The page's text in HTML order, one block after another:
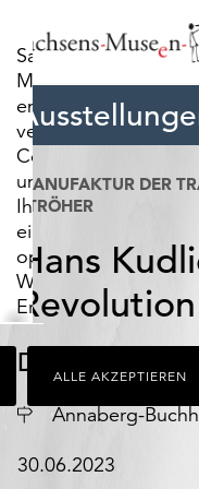
Sachsens-
Museen-
entdecken.de
verwendet
Cookies,
um
Ihnen
ein
optimales
Webseiten-
Erlebnis
zu
bieten.
Dazu
zählen
Cookies,
die
ALLE AKZEPTIEREN
MANUFAKTUR DER
STRÖHER
Hans
Das
Ort Annaberg-
30.06.2023